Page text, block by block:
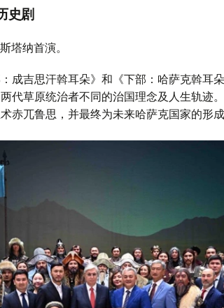
史源流，探讨国家、民族与历史责任等具有
史剧
塔纳首演。
吉思汗斡耳朵》和《下部：哈萨克斡耳朵